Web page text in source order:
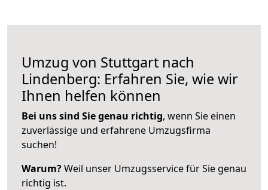
Umzug von Stuttgart nach
Lindenberg: Erfahren Sie, wie wir
Ihnen helfen können
Bei uns sind Sie genau richtig, wenn Sie einen
zuverlässige und erfahrene Umzugsfirma
suchen!
Warum?Weil unser Umzugsservice für Sie genau
richtig ist.